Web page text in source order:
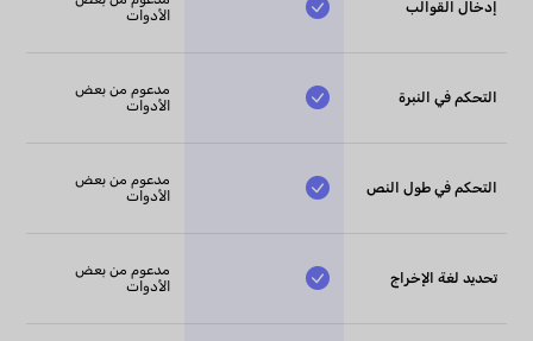
إدخال القوالب
الأدوات
التحكم في النبرة
مدعوم من بعض
الأدوات
التحكم في طول النص
مدعوم من بعض
الأدوات
تحديد لغة الإخراج
مدعوم من بعض
الأدوات